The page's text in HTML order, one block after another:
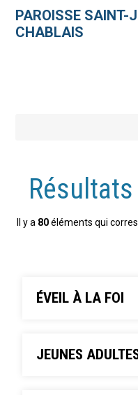
contenu.
personnelsPAROISSE SAINT-
CHABLAIS
Il y a 80éléments qui
ÉVEIL À LA FOI
JEUNES